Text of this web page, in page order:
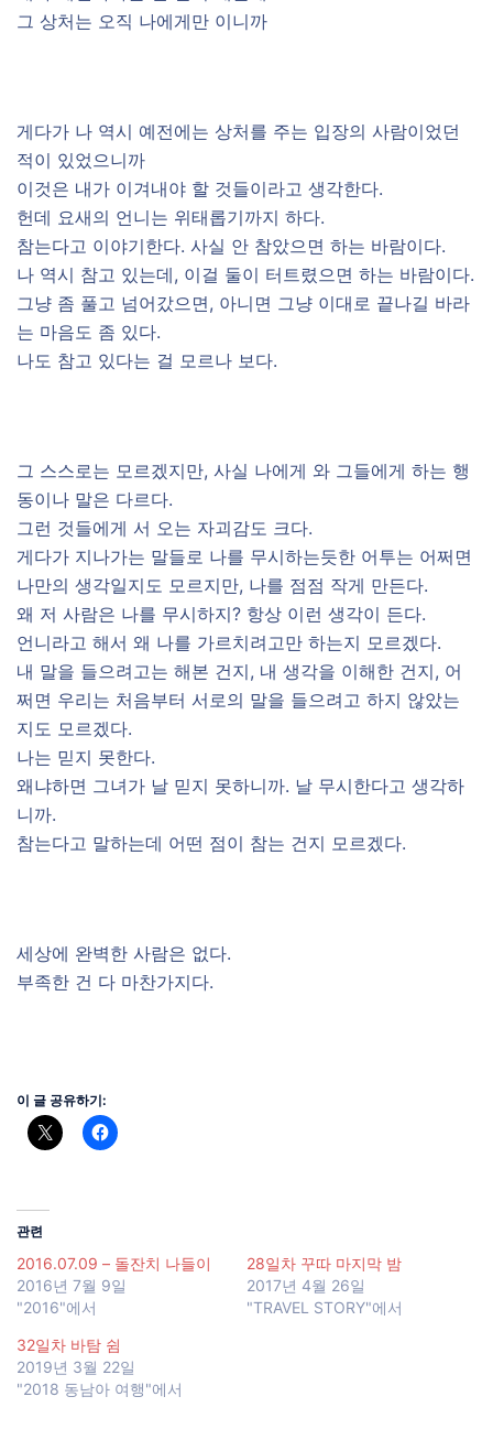
그 상처는 오직 나에게만 이니까
게다가 나 역시 예전에는 상처를 주는 입장의 사람이었던
적이 있었으니까
이것은 내가 이겨내야 할 것들이라고 생각한다.
헌데 요새의 언니는 위태롭기까지 하다.
참는다고 이야기한다. 사실 안 참았으면 하는 바람이다.
나 역시 참고 있는데, 이걸 둘이 터트렸으면 하는 바람이다.
그냥 좀 풀고 넘어갔으면, 아니면 그냥 이대로 끝나길 바라
는 마음도 좀 있다.
나도 참고 있다는 걸 모르나 보다.
그 스스로는 모르겠지만, 사실 나에게 와 그들에게 하는 행
동이나 말은 다르다.
그런 것들에게 서 오는 자괴감도 크다.
게다가 지나가는 말들로 나를 무시하는듯한 어투는 어쩌면
나만의 생각일지도 모르지만, 나를 점점 작게 만든다.
왜 저 사람은 나를 무시하지? 항상 이런 생각이 든다.
언니라고 해서 왜 나를 가르치려고만 하는지 모르겠다.
내 말을 들으려고는 해본 건지, 내 생각을 이해한 건지, 어
쩌면 우리는 처음부터 서로의 말을 들으려고 하지 않았는
지도 모르겠다.
나는 믿지 못한다.
왜냐하면 그녀가 날 믿지 못하니까. 날 무시한다고 생각하
니까.
참는다고 말하는데 어떤 점이 참는 건지 모르겠다.
세상에 완벽한 사람은 없다.
부족한 건 다 마찬가지다.
이 글 공유하기:
관련
2016.07.09 – 돌잔치 나들이
2016년 7월 9일
"2016"에서
28일차 꾸따 마지막 밤
2017년 4월 26일
"TRAVEL STORY"에서
32일차 바탐 쉼
2019년 3월 22일
"2018 동남아 여행"에서